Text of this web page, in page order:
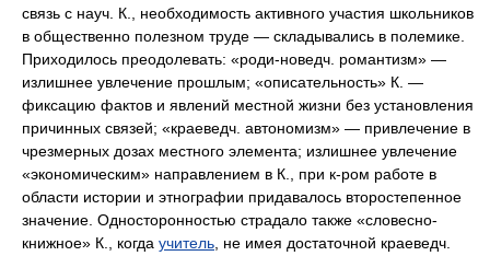
связь с науч. К., необходимость активного участия школьников
в общественно полезном труде — складывались в полемике.
Приходилось преодолевать: «роди-новедч. романтизм» —
излишнее увлечение прошлым; «описательность» К. —
фиксацию фактов и явлений местной жизни без установления
причинных связей; «краеведч. автономизм» — привлечение в
чрезмерных дозах местного элемента; излишнее увлечение
«экономическим» направлением в К., при к-ром работе в
области истории и этнографии придавалось второстепенное
значение. Односторонностью страдало также «словесно-
книжное» К., когда учитель , не имея достаточной краеведч.